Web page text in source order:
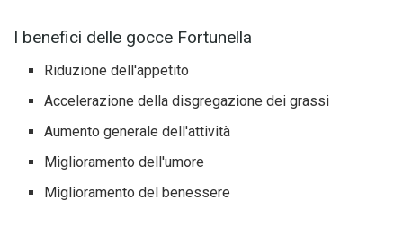
I benefici delle gocce Fortunella
Riduzione dell'appetito
Accelerazione della disgregazione dei grassi
Aumento generale dell'attività
Miglioramento dell'umore
Miglioramento del benessere